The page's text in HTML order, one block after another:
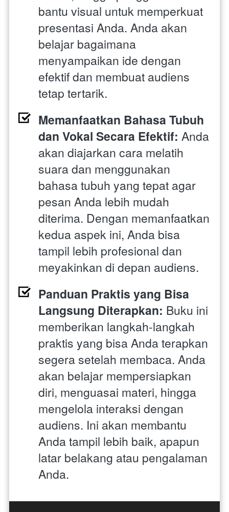
bantu visual untuk memperkuat
presentasi Anda. Anda akan
belajar bagaimana
menyampaikan ide dengan
efektif dan membuat audiens
tetap tertarik.
Memanfaatkan Bahasa Tubuh
dan Vokal Secara Efektif: Anda
akan diajarkan cara melatih
suara dan menggunakan
bahasa tubuh yang tepat agar
pesan Anda lebih mudah
diterima. Dengan memanfaatkan
kedua aspek ini, Anda bisa
tampil lebih profesional dan
meyakinkan di depan audiens.
Panduan Praktis yang Bisa
Langsung Diterapkan: Buku ini
memberikan langkah-langkah
praktis yang bisa Anda terapkan
segera setelah membaca. Anda
akan belajar mempersiapkan
diri, menguasai materi, hingga
mengelola interaksi dengan
audiens. Ini akan membantu
Anda tampil lebih baik, apapun
latar belakang atau pengalaman
Anda.